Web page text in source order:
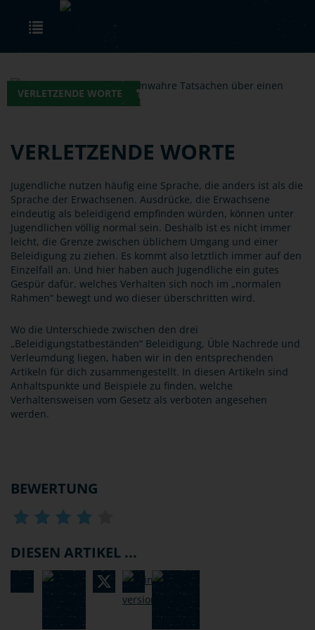
Skip to main content
VERLETZENDE WORTE
VERLETZENDE WORTE
Jugendliche nutzen häufig eine Sprache, die anders ist als die
Sprache der Erwachsenen. Ausdrücke, die Erwachsene
eindeutig als beleidigend empfinden würden, können unter
Jugendlichen völlig normal sein. Deshalb ist es nicht immer
leicht, die Grenze zwischen üblichem Umgang und einer
Beleidigung zu ziehen. Es kommt also letztlich immer auf den
Einzelfall an. Und hier haben auch Jugendliche ein gutes
Gespür dafür, welches Verhalten sich noch im „normalen
Rahmen“ bewegt und wo dieser überschritten wird.
Wo die Unterschiede zwischen den drei
„Beleidigungstatbeständen“ Beleidigung, Üble Nachrede und
Verleumdung liegen, haben wir in den entsprechenden
Artikeln für dich zusammengestellt. In diesen Artikeln sind
Anhaltspunkte und Beispiele zu finden, welche
Verhaltensweisen vom Gesetz als verboten angesehen
werden.
BEWERTUNG
DIESEN ARTIKEL ...